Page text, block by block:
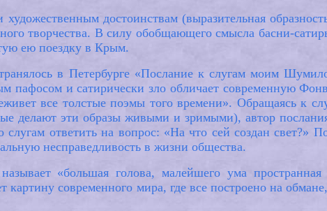
достоинствам (выразительная
творчества. В силу обобщающего смысла басни-
ею поездку в Крым.
в Петербурге «Послание к слугам моим
и сатирически зло обличает современную
все толстые поэмы того времени». Обращаясь к
делают эти образы живыми и зримыми), автор
ответить на вопрос: «На что сей создан свет?»
несправедливость в жизни общества.
«большая голова, малейшего ума
картину современного мира, где все построено на